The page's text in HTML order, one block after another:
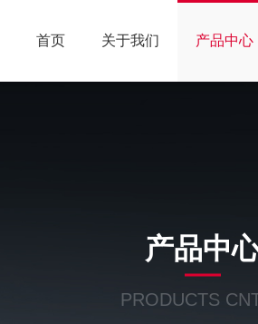
首页 关于我们 产品中心
产品中
PRODUCTS